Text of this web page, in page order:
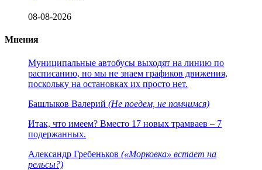
08-08-2026
Мнения
Муниципальные автобусы выходят на линию по
расписанию, но мы не знаем графиков движения,
поскольку на остановках их просто нет.
Башлыков Валерий (Не поедем, не помчимся)
Итак, что имеем? Вместо 17 новых трамваев – 7
подержанных.
Александр Гребеньков («Морковка» встает на
рельсы?)